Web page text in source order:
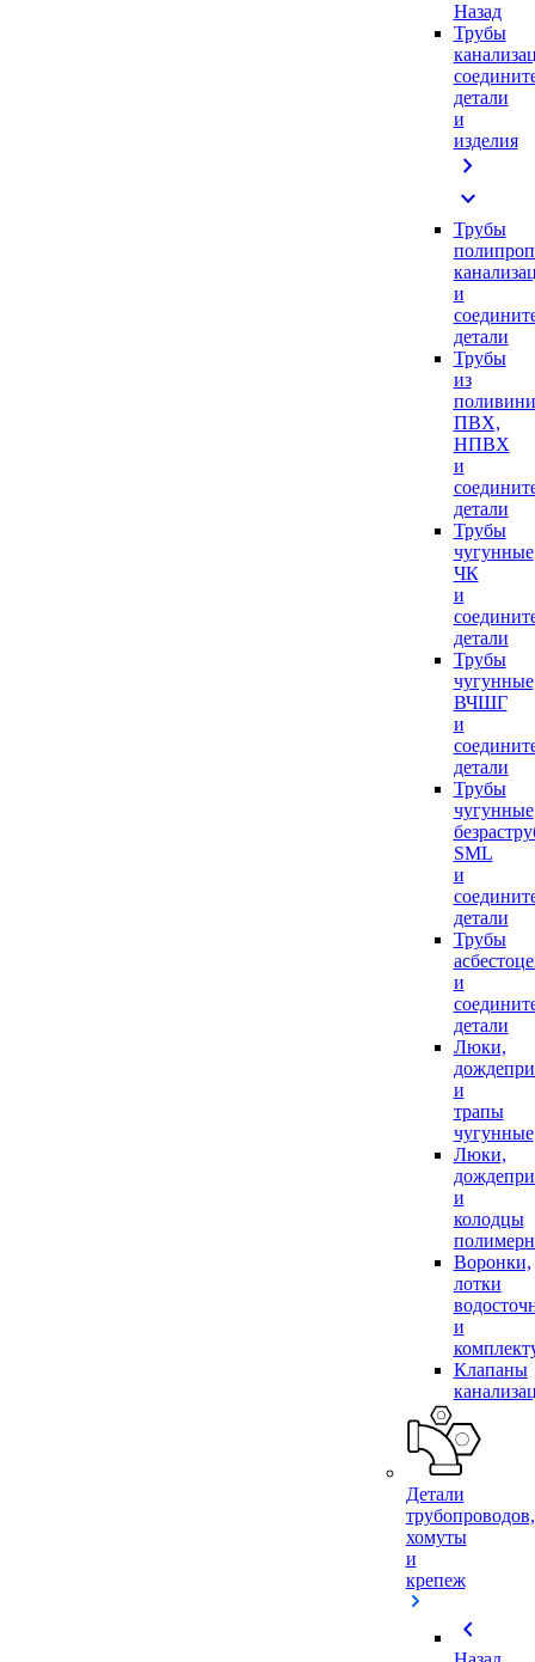
Назад
Трубы
детали
и
изделия
chevron_right
expand_more
Трубы
и
детали
Трубы
из
ПВХ,
НПВХ
и
детали
Трубы
чугунные
ЧК
и
детали
Трубы
чугунные
ВЧШГ
и
детали
Трубы
чугунные
SML
и
детали
Трубы
и
детали
Люки,
и
трапы
чугунные
Люки,
и
колодцы
Воронки,
лотки
и
Клапаны
Детали
трубопроводов,
хомуты
и
крепеж
chevron_left